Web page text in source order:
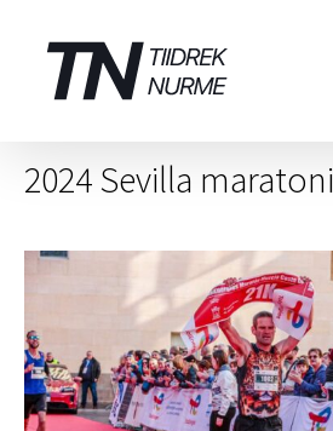
content
2024 Sevilla